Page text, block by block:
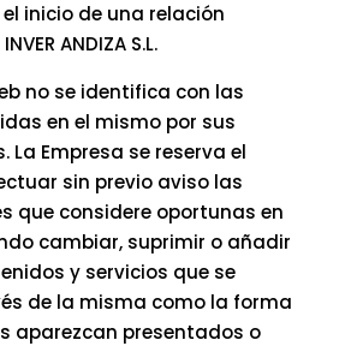
inicio de una relación
ANDIZA S.L.
no se identifica con las
en el mismo por sus
La Empresa se reserva el
sin previo aviso las
que considere oportunas en
cambiar, suprimir o añadir
y servicios que se
de la misma como la forma
aparezcan presentados o